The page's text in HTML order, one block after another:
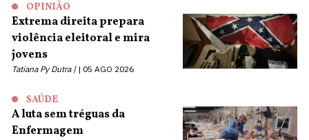
OPINIÃO
Extrema direita prepara
violência eleitoral e mira
jovens
Tatiana Py Dutra | 05 AGO 2026
SAÚDE
A luta sem tréguas da
Enfermagem